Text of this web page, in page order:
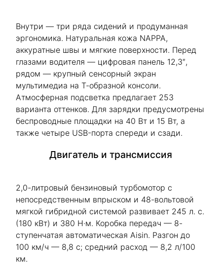
Внутри — три ряда сидений и продуманная
эргономика. Натуральная кожа NAPPA,
аккуратные швы и мягкие поверхности. Перед
глазами водителя — цифровая панель 12,3″,
рядом — крупный сенсорный экран
мультимедиа на Т-образной консоли.
Атмосферная подсветка предлагает 253
варианта оттенков. Для зарядки предусмотрены
беспроводные площадки на 40 Вт и 15 Вт, а
также четыре USB-порта спереди и сзади.
Двигатель и трансмиссия
2,0-литровый бензиновый турбомотор с
непосредственным впрыском и 48-вольтовой
мягкой гибридной системой развивает 245 л. с.
(180 кВт) и 380 Н·м. Коробка передач — 8-
ступенчатая автоматическая Aisin. Разгон до
100 км/ч — 8,8 с; средний расход — 8,2 л/100
км.